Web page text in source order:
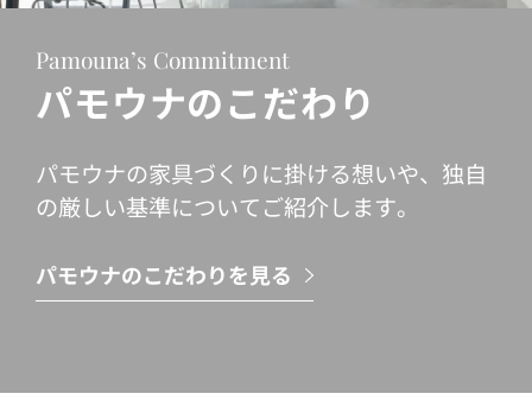
Pamouna’s Commitment
パモウナのこだわり
パモウナの家具づくりに掛ける想いや、独自
の厳しい基準についてご紹介します。
パモウナのこだわりを見る